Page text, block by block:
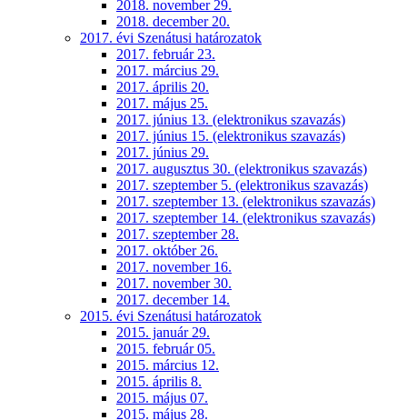
2018. november 29.
2018. december 20.
2017. évi Szenátusi határozatok
2017. február 23.
2017. március 29.
2017. április 20.
2017. május 25.
2017. június 13. (elektronikus szavazás)
2017. június 15. (elektronikus szavazás)
2017. június 29.
2017. augusztus 30. (elektronikus szavazás)
2017. szeptember 5. (elektronikus szavazás)
2017. szeptember 13. (elektronikus szavazás)
2017. szeptember 14. (elektronikus szavazás)
2017. szeptember 28.
2017. október 26.
2017. november 16.
2017. november 30.
2017. december 14.
2015. évi Szenátusi határozatok
2015. január 29.
2015. február 05.
2015. március 12.
2015. április 8.
2015. május 07.
2015. május 28.